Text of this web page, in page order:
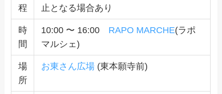
程
止となる場合あり
時
間
10:00 〜 16:00 RAPO MARCHE(ラポ
マルシェ)
場
所
お東さん広場(東本願寺前)